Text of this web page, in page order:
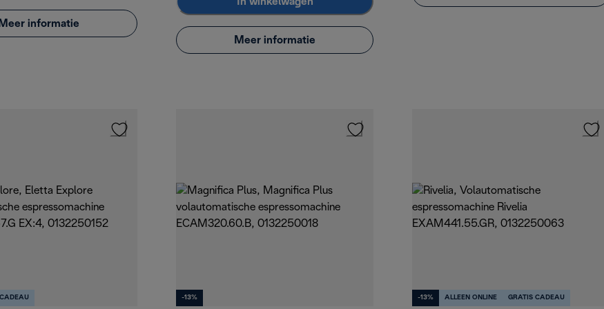
Meer informatie
Meer informatie
-13% -13% ALLEEN ONLINE GRATIS CADEAU